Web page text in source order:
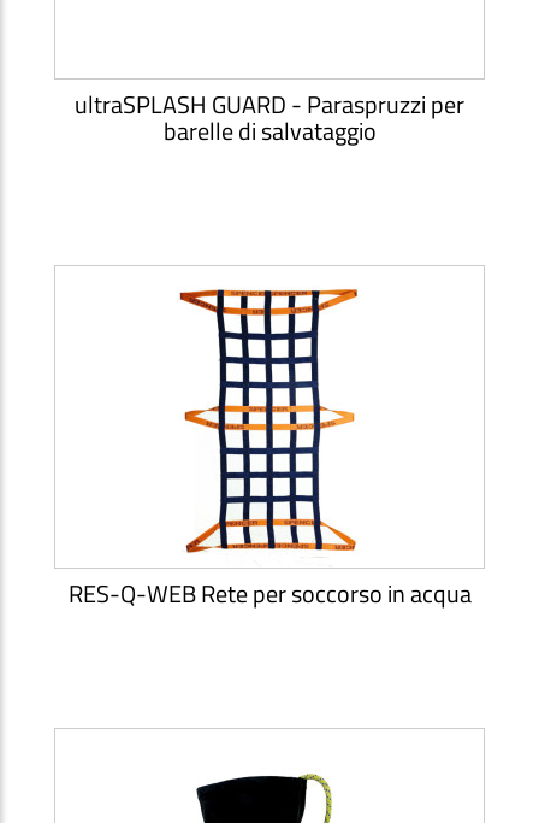
ultraSPLASH GUARD - Paraspruzzi per
barelle di salvataggio
RES-Q-WEB Rete per soccorso in acqua